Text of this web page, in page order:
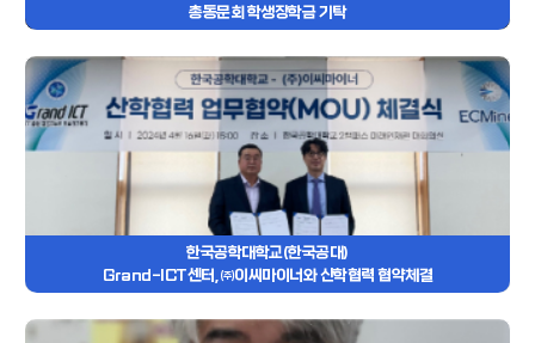
총동문회 학생장학금 기탁
한국공학대학교(한국공대)
Grand-ICT센터, ㈜이씨마이너와 산학협력 협약체결